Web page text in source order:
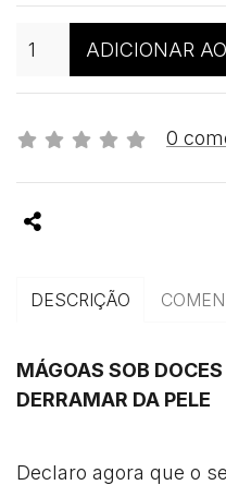
ADICIONAR
0
Partilhar
DESCRIÇÃO
MÁGOAS SOB
DERRAMAR DA PELE
Declaro agora que o